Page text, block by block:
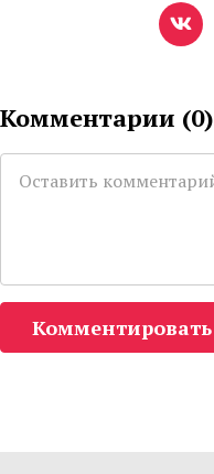
Комментарии (0)
Комментировать